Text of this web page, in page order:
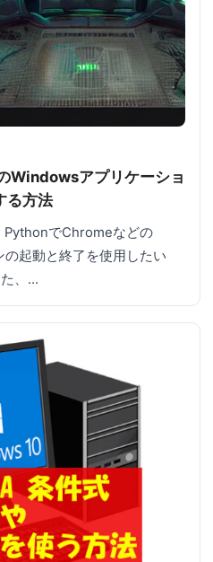
Windowsアプリケーショ
る方法
PythonでChromeなどの
起動と終了を使用したい
、…